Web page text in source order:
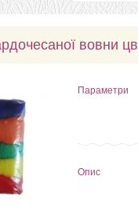
вовни
Параметри
Опис